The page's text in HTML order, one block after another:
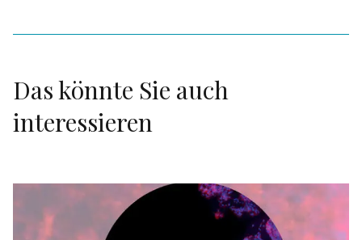
Das könnte Sie auch
interessieren